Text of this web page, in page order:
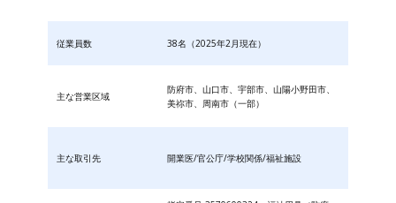
従業員数 38名（2025年2月現在）
主な営業区域
防府市、山口市、宇部市、山陽小野田市、
美祢市、周南市（一部）
主な取引先 開業医/官公庁/学校関係/福祉施設